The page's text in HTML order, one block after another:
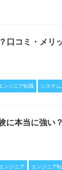
口コミ・メリ
ンジニア転職 システ
に本当に強い
ンジニア エンジニア